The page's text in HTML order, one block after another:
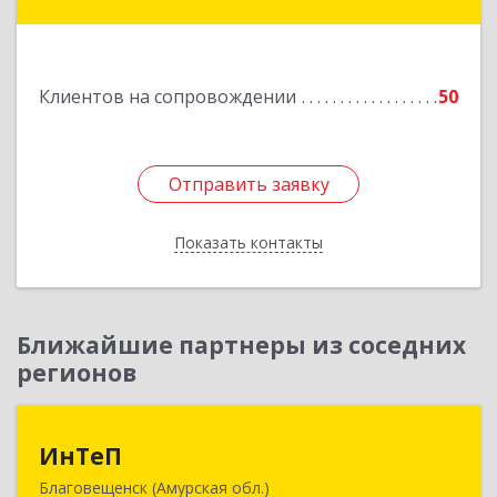
Клиентов на сопровождении 50
Отправить заявку
Показать контакты
Отправить заявку
Назад
Ближайшие партнеры из соседних
регионов
ИнТеП
Благовещенск (Амурская обл.)
675000, Амурская обл, Благовещенск г,